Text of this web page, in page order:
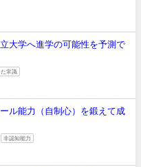
大学へ進学の可能性を予測で
常識
ル能力（自制心）を鍛えて成
非認知能力